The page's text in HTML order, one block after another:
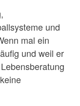
und
mal ein
und weil er